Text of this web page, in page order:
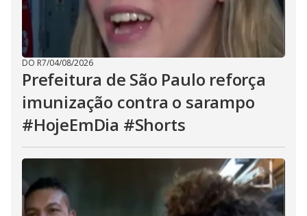
DO R7/04/08/2026
Prefeitura de São Paulo reforça
imunização contra o sarampo
#HojeEmDia #Shorts